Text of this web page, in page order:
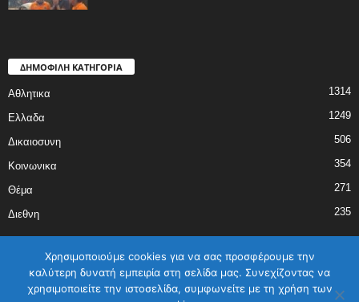
ΔΗΜΟΦΙΛΗ ΚΑΤΗΓΟΡΙΑ
Αθλητικα 1314
Ελλαδα 1249
Δικαιοσυνη 506
Κοινωνικα 354
Θέμα 271
Διεθνη 235
ΑΡΧΙΚΗ ΕΛΛΑΔΑ ΔΙΕΘΝΗ ΔΙΚΑΙΟΣΥΝΗ ΑΘΛΗΤΙΚΑ
Χρησιμοποιούμε cookies για να σας προσφέρουμε την
καλύτερη δυνατή εμπειρία στη σελίδα μας. Συνεχίζοντας να
χρησιμοποιείτε την ιστοσελίδα, συμφωνείτε με τη χρήση των